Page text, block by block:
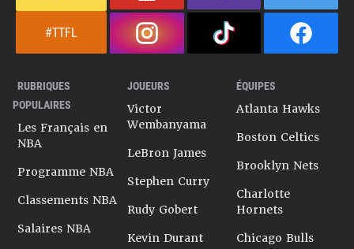
#TTFL
RUBRIQUES
POPULAIRES
Les Français en
NBA
Programme NBA
Classements NBA
Salaires NBA
JOUEURS
Victor
Wembanyama
LeBron James
Stephen Curry
Rudy Gobert
Kevin Durant
ÉQUIPES
Atlanta Hawks
Boston Celtics
Brooklyn Nets
Charlotte
Hornets
Chicago Bulls